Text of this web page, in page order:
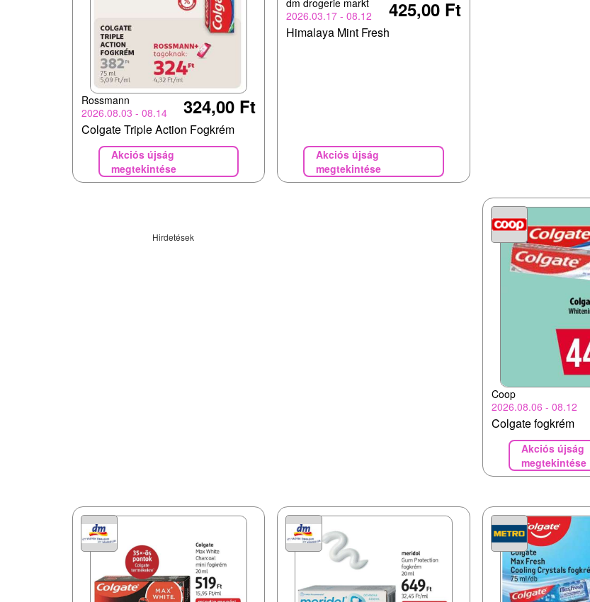
Rossmann
2026.08.03 - 08.14
324,00 Ft
Colgate Triple Action Fogkrém
Akciós újság
megtekintése
dm drogerie markt
2026.03.17 - 08.12
425,00 Ft
Himalaya Mint Fresh
Akciós újság
megtekintése
Hirdetések
Coop
2026.08.06 - 08.12
Colgate fogkrém
Akciós újság
megtekintése